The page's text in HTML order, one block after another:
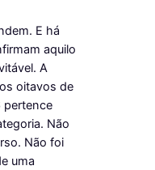
E há
aquilo
A
oitavos de
pertence
Não
Não foi
uma